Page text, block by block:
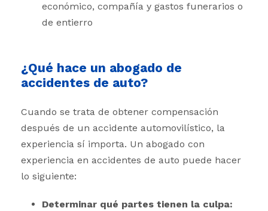
económico, compañía y gastos funerarios o
de entierro
¿Qué hace un abogado de
accidentes de auto?
Cuando se trata de obtener compensación
después de un accidente automovilístico, la
experiencia sí importa. Un abogado con
experiencia en accidentes de auto puede hacer
lo siguiente:
Determinar qué partes tienen la culpa: